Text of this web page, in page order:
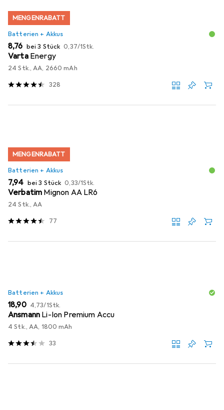
MENGENRABATT
Batterien + Akkus
EUR
8,76 bei 3 Stück EUR
0,37/1Stk.
Varta Energy
24 Stk., AA, 2660 mAh
328
MENGENRABATT
Batterien + Akkus
EUR
7,94 bei 3 Stück EUR
0,33/1Stk.
Verbatim Mignon AA LR6
24 Stk., AA
77
Batterien + Akkus
EUR
18,90 EUR
4,73/1Stk.
Ansmann Li-Ion Premium Accu
4 Stk., AA, 1800 mAh
33